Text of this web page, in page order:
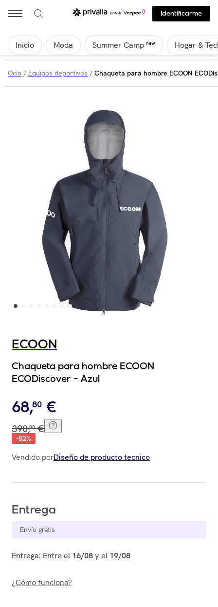
Identificarme
Inicio Moda Summer Camp new Hogar &
Ocio / Equipos deportivos / Chaqueta para hombre ECOON
ECOON
Chaqueta para hombre ECOON
ECODiscover - Azul
68,80 €
390,00 €
-82%
Vendido porDiseño de producto tecnico
Entrega
Envío gratis
Entrega: Entre el 16/08y el 19/08
¿Cómo funciona?